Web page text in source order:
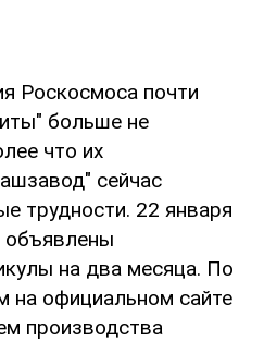
Роскосмоса почти
больше не
что их
сейчас
трудности. 22 января
объявлены
на два месяца. По
на официальном сайте
производства